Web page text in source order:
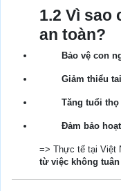
1.2 Vì sao
an toàn?
Bảo vệ con
Giảm thiểu
Tăng tuổi
Đảm bảo
=> Thực tế tại Việt
từ việc không